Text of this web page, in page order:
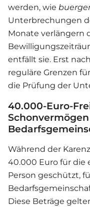
werden, wie
Unterbrechungen
Monate verlängern
entfällt sie. Erst
reguläre Grenzen
die Prüfung der
40.000‑Euro-
Während der
40.000 Euro für die
Person geschützt,
Diese Beträge